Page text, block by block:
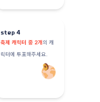
step 4
축제 캐릭터 중 2개의 캐
릭터에 투표해주세요.